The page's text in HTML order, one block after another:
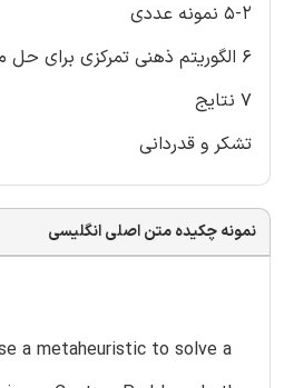
5-2 نمونه عددی
6 الگوریتم ذهنی تمرکزی برای حل مسائل بزرگتر
7 نتایج
تشکر و قدردانی
نمونه چکیده متن اصلی انگلیسی
a metaheuristic to solve a